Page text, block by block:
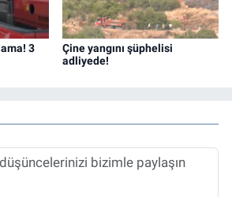
3
Çine yangını şüphelisi
adliyede!